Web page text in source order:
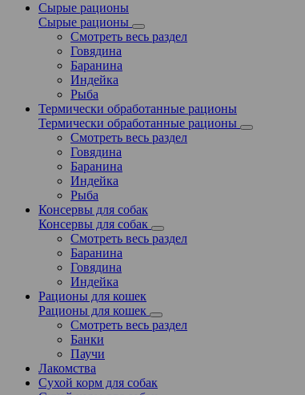
Сырые рационы
Сырые рационы
Смотреть весь раздел
Говядина
Баранина
Индейка
Рыба
Термически обработанные рационы
Термически обработанные рационы
Смотреть весь раздел
Говядина
Баранина
Индейка
Рыба
Консервы для собак
Консервы для собак
Смотреть весь раздел
Баранина
Говядина
Индейка
Рационы для кошек
Рационы для кошек
Смотреть весь раздел
Банки
Паучи
Лакомства
Сухой корм для собак